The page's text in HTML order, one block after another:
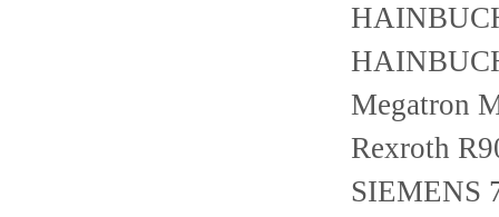
Megatron
Rexroth
SIEMENS